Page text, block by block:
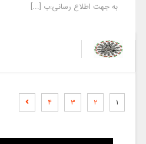
به جهت اطلاع رسانی:ب [...]
۱ ۲ ۳ ۴